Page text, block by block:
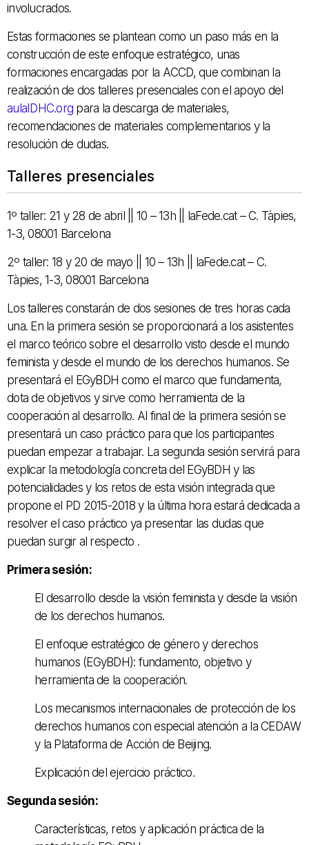
involucrados.
Estas formaciones se plantean como un paso más en la
construcción de este enfoque estratégico, unas
formaciones encargadas por la ACCD, que combinan la
realización de dos talleres presenciales con el apoyo del
aulaIDHC.org para la descarga de materiales,
recomendaciones de materiales complementarios y la
resolución de dudas.
Talleres presenciales
1º taller: 21 y 28 de abril || 10 – 13h || laFede.cat – C. Tàpies,
1-3, 08001 Barcelona
2º taller: 18 y 20 de mayo || 10 – 13h || laFede.cat – C.
Tàpies, 1-3, 08001 Barcelona
Los talleres constarán de dos sesiones de tres horas cada
una. En la primera sesión se proporcionará a los asistentes
el marco teórico sobre el desarrollo visto desde el mundo
feminista y desde el mundo de los derechos humanos. Se
presentará el EGyBDH como el marco que fundamenta,
dota de objetivos y sirve como herramienta de la
cooperación al desarrollo. Al final de la primera sesión se
presentará un caso práctico para que los participantes
puedan empezar a trabajar. La segunda sesión servirá para
explicar la metodología concreta del EGyBDH y las
potencialidades y los retos de esta visión integrada que
propone el PD 2015-2018 y la última hora estará dedicada a
resolver el caso práctico ya presentar las dudas que
puedan surgir al respecto .
Primera sesión:
El desarrollo desde la visión feminista y desde la visión
de los derechos humanos.
El enfoque estratégico de género y derechos
humanos (EGyBDH): fundamento, objetivo y
herramienta de la cooperación.
Los mecanismos internacionales de protección de los
derechos humanos con especial atención a la CEDAW
y la Plataforma de Acción de Beijing.
Explicación del ejercicio práctico.
Segunda sesión:
Características, retos y aplicación práctica de la